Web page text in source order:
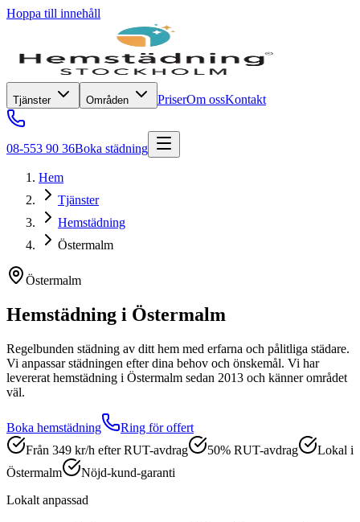
Hoppa till innehåll
Tjänster Områden PriserOm ossKontakt
08-553 90 36Boka städning
Hem
Tjänster
Hemstädning
Östermalm
Östermalm
Hemstädning i Östermalm
Regelbunden städning av ditt hem med erfarna och pålitliga städare.
Vi anpassar städningen efter dina behov och önskemål. Vi har
levererat hemstädning i Östermalm sedan 2013 och känner området
väl.
Boka hemstädning
Ring för offert
Från 349 kr/h efter RUT-avdrag
50% RUT-avdrag
Lokal i
Östermalm
Nöjd-kund-garanti
Lokalt anpassad